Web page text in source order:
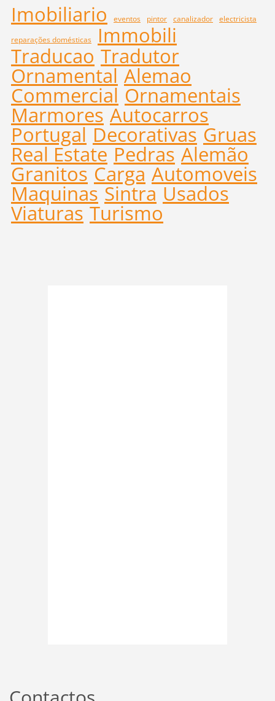
Imobiliario eventos pintor canalizador electricista
reparações domésticas
Immobili
Traducao Tradutor
Ornamental Alemao
Commercial Ornamentais
Marmores Autocarros
Portugal Decorativas Gruas
Real Estate Pedras Alemão
Granitos Carga Automoveis
Maquinas Sintra Usados
Viaturas Turismo